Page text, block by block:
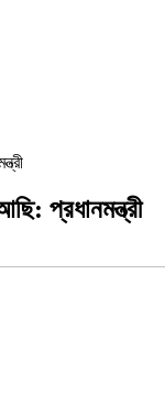
প্রধানমন্ত্রী